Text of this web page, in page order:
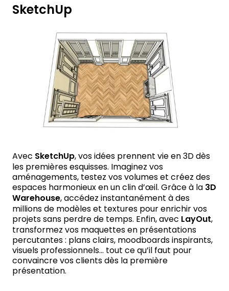
SketchUp
Avec SketchUp, vos idées prennent vie en 3D dès
les premières esquisses. Imaginez vos
aménagements, testez vos volumes et créez des
espaces harmonieux en un clin d’œil. Grâce à la 3D
Warehouse, accédez instantanément à des
millions de modèles et textures pour enrichir vos
projets sans perdre de temps. Enfin, avec LayOut,
transformez vos maquettes en présentations
percutantes : plans clairs, moodboards inspirants,
visuels professionnels… tout ce qu’il faut pour
convaincre vos clients dès la première
présentation.